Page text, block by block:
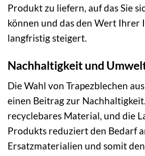
Produkt zu liefern, auf das Sie
können und das den Wert Ihrer
langfristig steigert.
Nachhaltigkeit und
Die Wahl von Trapezblechen
einen Beitrag zur
recyclebares Material, und die
Produkts reduziert den Bedarf
Ersatzmaterialien und somit